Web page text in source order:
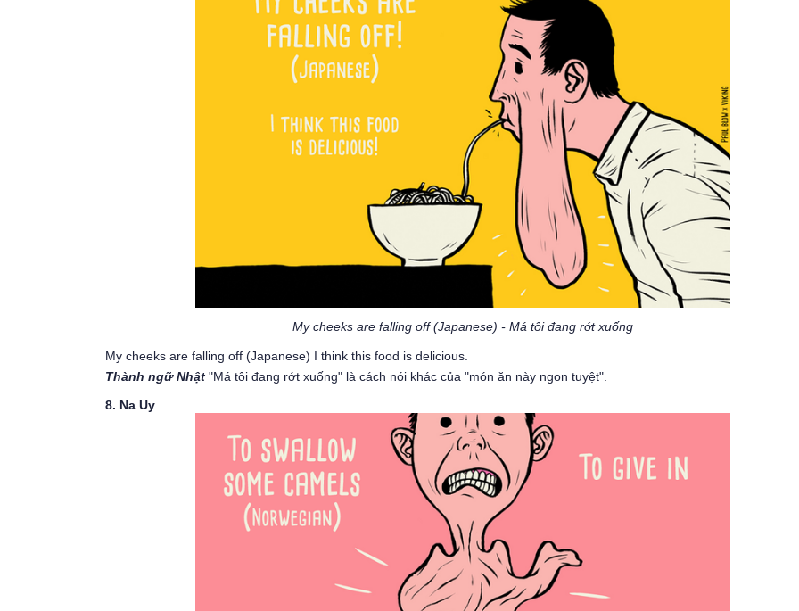
My cheeks are falling off (Japanese) - Má tôi đang rớt xuống
My cheeks are falling off (Japanese) I think this food is delicious.
Thành ngữ Nhật "Má tôi đang rớt xuống" là cách nói khác của "món ăn này ngon tuyệt".
8. Na Uy